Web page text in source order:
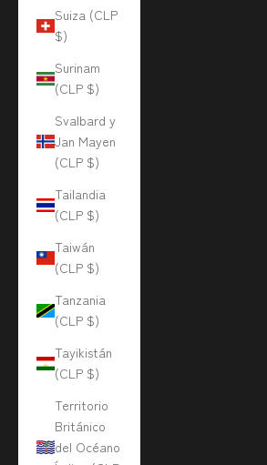
Suiza (CLP
$)
Surinam
(CLP $)
Svalbard y
Jan Mayen
(CLP $)
Tailandia
(CLP $)
Taiwán
(CLP $)
Tanzania
(CLP $)
Tayikistán
(CLP $)
Territorio
Británico
del Océano